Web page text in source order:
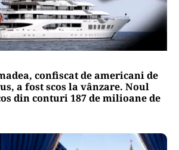
confiscat de americani de
a fost scos la vânzare. Noul
din conturi 187 de milioane de